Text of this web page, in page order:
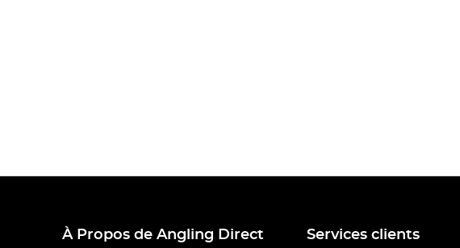
À Propos de Angling Direct Services clients